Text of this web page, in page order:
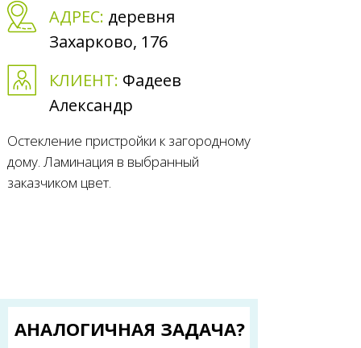
АДРЕС: деревня
Захарково, 176
КЛИЕНТ: Фадеев
Александр
АНАЛОГИЧНАЯ ЗАДАЧА?
Остекление пристройки к загородному
дому. Ламинация в выбранный
заказчиком цвет.